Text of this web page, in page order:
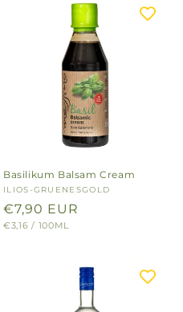
Basilikum Balsam Cream
Anbieter:
ILIOS-GRUENESGOLD
Normaler
Preis
€7,90 EUR
GRUNDPREIS
€3,16 / PRO
100ML